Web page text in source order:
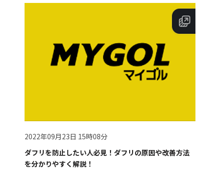
2022年09月23日 15時08分
ダフリを防止したい人必見！ダフリの原因や改善方法
を分かりやすく解説！